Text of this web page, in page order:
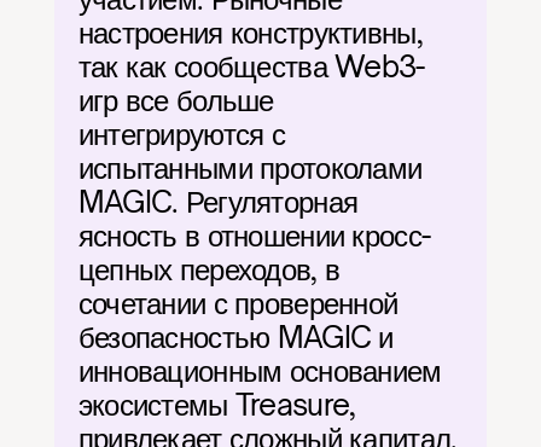
настроения конструктивны,
так как сообщества Web3-
игр все больше
интегрируются с
испытанными протоколами
MAGIC. Регуляторная
ясность в отношении кросс-
цепных переходов, в
сочетании с проверенной
безопасностью MAGIC и
инновационным основанием
экосистемы Treasure,
привлекает сложный капитал.